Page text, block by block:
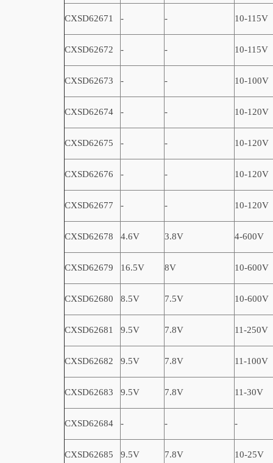
CXSD62671 - - 10-115V
CXSD62672 - - 10-115V
CXSD62673 - - 10-100V
CXSD62674 - - 10-120V
CXSD62675 - - 10-120V
CXSD62676 - - 10-120V
CXSD62677 - - 10-120V
CXSD62678 4.6V 3.8V 4-600V
CXSD62679 16.5V 8V 10-600V
CXSD62680 8.5V 7.5V 10-600V
CXSD62681 9.5V 7.8V 11-250V
CXSD62682 9.5V 7.8V 11-100V
CXSD62683 9.5V 7.8V 11-30V
CXSD62684 - - -
CXSD62685 9.5V 7.8V 10-25V